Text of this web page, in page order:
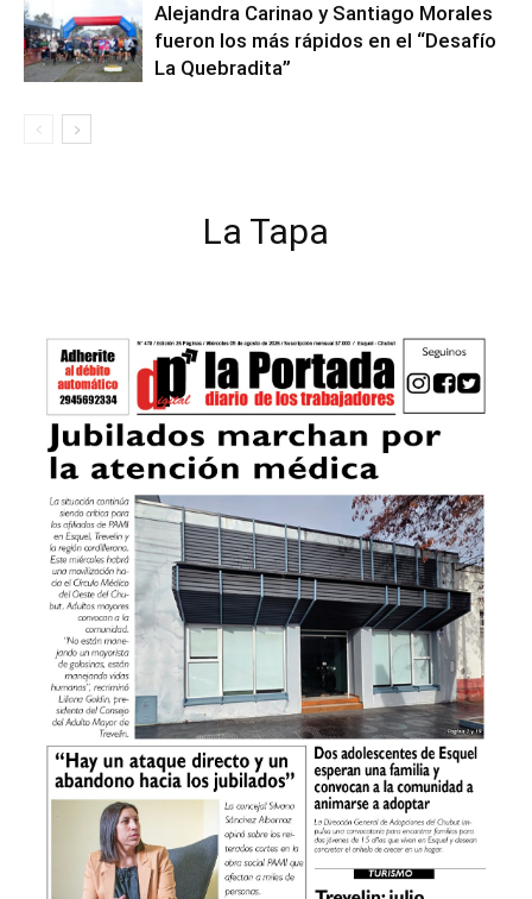
Alejandra Carinao y Santiago Morales
fueron los más rápidos en el “Desafío
La Quebradita”
La Tapa